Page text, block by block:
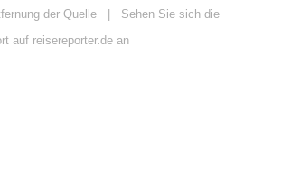
der Quelle
Sehen Sie sich die
auf reisereporter.de an